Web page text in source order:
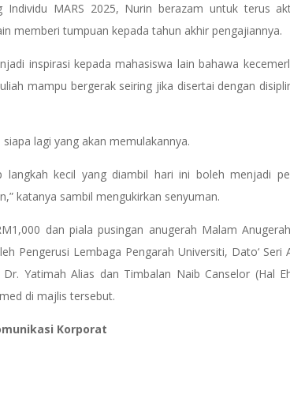
Individu MARS 2025, Nurin berazam untuk terus
memberi tumpuan kepada tahun akhir pengajiannya.
inspirasi kepada mahasiswa lain bahawa
mampu bergerak seiring jika disertai dengan
lagi yang akan memulakannya.
langkah kecil yang diambil hari ini boleh menjadi
katanya sambil mengukirkan senyuman.
dan piala pusingan anugerah Malam
Pengerusi Lembaga Pengarah Universiti, Dato‘ Seri
Yatimah Alias dan Timbalan Naib Canselor (Hal
di majlis tersebut.
Korporat